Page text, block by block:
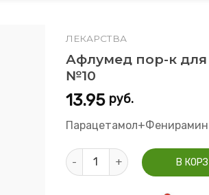
ЛЕКАРСТВА
Афлумед пор-к для
№10
13.95 руб.
Количество Афлумед пор-к
В